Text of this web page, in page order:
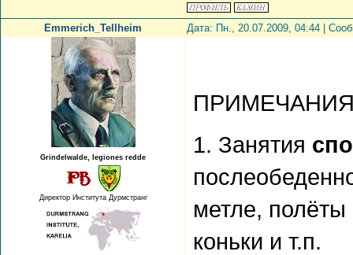
Emmerich_Tellheim Дата: Пн., 20.07.2009, 04:44 |
Grindelwalde, legiones redde
Директор Института Дурмстранг
1. Занятия
метле,
коньки и т.п.